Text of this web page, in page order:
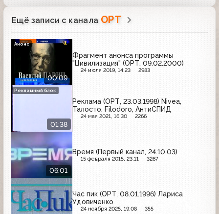
Ещё записи с канала ОРТ
00:09
Фрагмент анонса программы
"Цивилизация" (ОРТ, 09.02.2000)
24 июля 2019, 14:23 2983
Анонс
01:38
Реклама (ОРТ, 23.03.1998) Nivea,
Талосто, Filodoro, АнтиСПИД
24 мая 2021, 16:30 2266
Рекламный блок
06:01
Время (Первый канал, 24.10.03)
15 февраля 2015, 23:11 3267
Час пик (ОРТ, 08.01.1996) Лариса
Удовиченко
24 ноября 2025, 19:08 355